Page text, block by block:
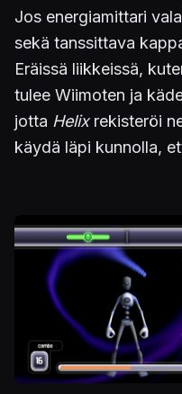
Jos energiamittari
sekä tanssittava
Eräissä liikkeissä,
tulee Wiimoten ja
jotta Helixrekisteröi
käydä läpi kunnolla,